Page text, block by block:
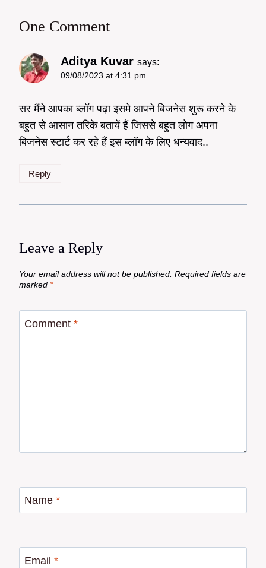
One Comment
Aditya Kuvar says:
09/08/2023 at 4:31 pm
सर मैंने आपका ब्लॉग पढ़ा इसमे आपने बिजनेस शुरू करने के
बहुत से आसान तरिके बतायें हैं जिससे बहुत लोग अपना
बिजनेस स्टार्ट कर रहे हैं इस ब्लॉग के लिए धन्यवाद..
Reply
Leave a Reply
Your email address will not be published. Required fields are
marked *
Comment *
Name *
Email *